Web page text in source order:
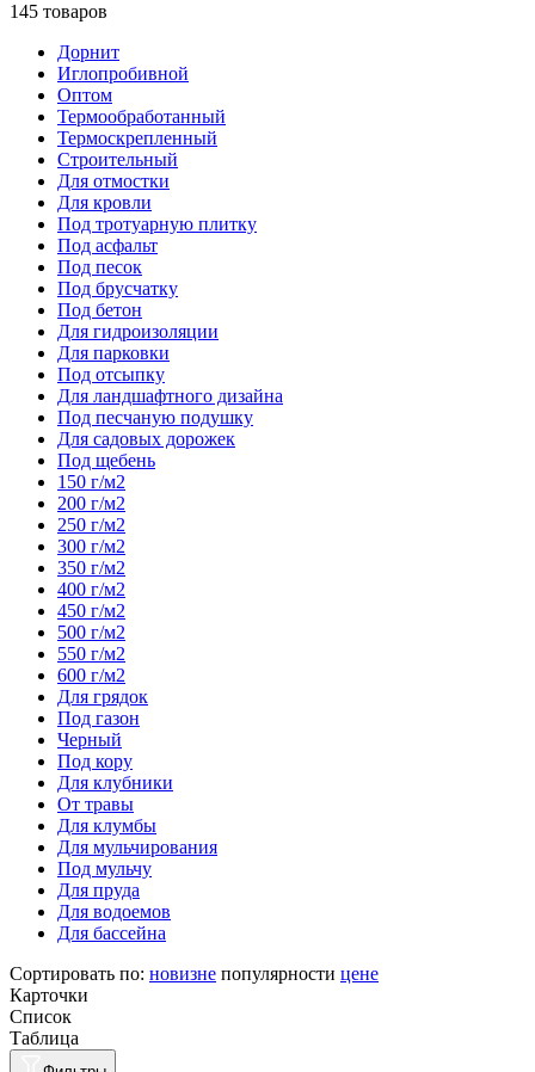
145 товаров
Дорнит
Иглопробивной
Оптом
Термообработанный
Термоскрепленный
Строительный
Для отмостки
Для кровли
Под тротуарную плитку
Под асфальт
Под песок
Под брусчатку
Под бетон
Для гидроизоляции
Для парковки
Под отсыпку
Для ландшафтного дизайна
Под песчаную подушку
Для садовых дорожек
Под щебень
150 г/м2
200 г/м2
250 г/м2
300 г/м2
350 г/м2
400 г/м2
450 г/м2
500 г/м2
550 г/м2
600 г/м2
Для грядок
Под газон
Черный
Под кору
Для клубники
От травы
Для клумбы
Для мульчирования
Под мульчу
Для пруда
Для водоемов
Для бассейна
Сортировать по: новизне популярности цене
Карточки
Список
Таблица